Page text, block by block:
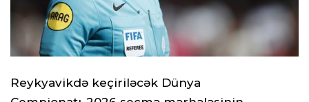
Reykyavikdə keçiriləcək Dünya